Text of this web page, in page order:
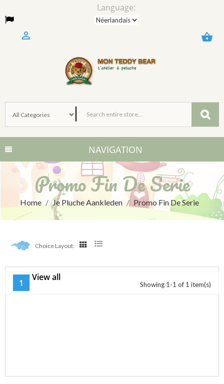
Language:
shopping_basket

NAVIGATION
Promo Fin De Serie
Home Je Pluche Aankleden Promo Fin De Serie
Choice Layout:
Promo Fin De Serie Showing 1-1 of 1 item(s)
1
View all